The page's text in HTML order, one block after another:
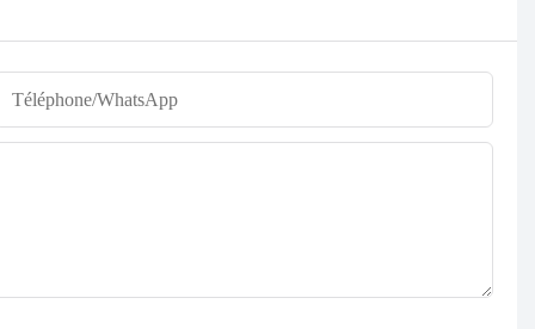
Téléphone/WhatsApp